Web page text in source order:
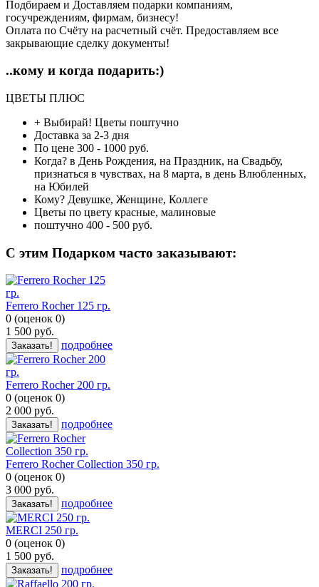
Подбираем и Доставляем подарки компаниям,
госучреждениям, фирмам, бизнесу!
Оплата по Счёту на расчетный счёт. Предоставляем все
закрывающие сделку документы!
..кому и когда подарить:)
ЦВЕТЫ ПЛЮС
+ Выбирай! Цветы поштучно
Доставка за 2-3 дня
По цене 300 - 1000 руб.
Когда? в День Рождения, на Праздник, на Свадьбу,
признаться в чувствах, на 8 марта, в день Влюбленных,
на Юбилей
Кому? Девушке, Женщине, Коллеге
Цветы по цвету красные, малиновые
поштучно 400 - 500 руб.
C этим Подарком часто заказывают:
Ferrero Rocher 125 гр.
0 (оценок 0)
1 500 руб.
Заказать! подробнее
Ferrero Rocher 200 гр.
0 (оценок 0)
2 000 руб.
Заказать! подробнее
Ferrero Rocher Collection 350 гр.
0 (оценок 0)
3 000 руб.
Заказать! подробнее
MERCI 250 гр.
0 (оценок 0)
1 500 руб.
Заказать! подробнее